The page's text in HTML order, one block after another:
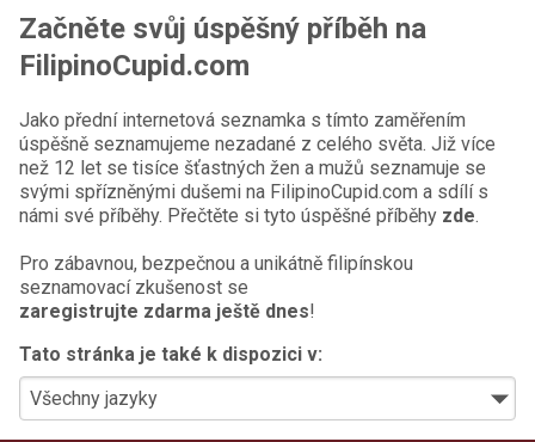
Začněte svůj úspěšný příběh na
FilipinoCupid.com
Jako přední internetová seznamka s tímto zaměřením
úspěšně seznamujeme nezadané z celého světa. Již více
než 12 let se tisíce šťastných žen a mužů seznamuje se
svými spřízněnými dušemi na FilipinoCupid.com a sdílí s
námi své příběhy. Přečtěte si tyto úspěšné příběhy zde.
Pro zábavnou, bezpečnou a unikátně filipínskou
seznamovací zkušenost se
zaregistrujte zdarma ještě dnes!
Tato stránka je také k dispozici v: